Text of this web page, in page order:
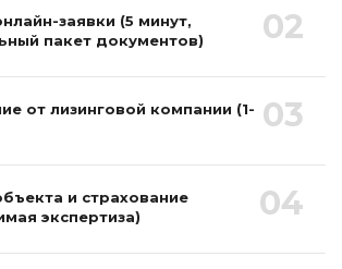
02
заявки (5 минут,
пакет документов)
03
от лизинговой компании (1-
04
и страхование
экспертиза)